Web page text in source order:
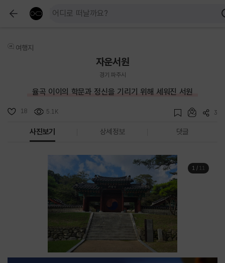
여행지
자운서원
경기 파주시
율곡 이이의 학문과 정신을 기리기 위해 세워진 서원
18 5.1K 3
사진보기 상세정보 댓글
1/ 11